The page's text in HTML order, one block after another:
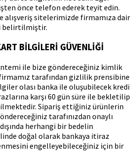
önce telefon ederek teyit edin.
alışveriş sitelerimizde firmamıza dair
belirtilmiştir.
BİLGİLERİ GÜVENLİĞİ
ile bize göndereceğiniz kimlik
tarafından gizlilik prensibine
olası banka ile oluşubilecek kredi
karşı 60 gün süre ile bekletilip
Sipariş ettiğiniz ürünlerin
tarafınızdan onaylı
herhangi bir bedelin
doğal olarak bankaya itiraz
engelleyebileceğiniz için bir